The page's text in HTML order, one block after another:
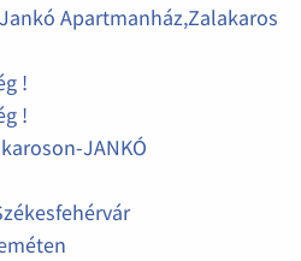
Apartmanház,Zalakaros
!
!
JANKÓ